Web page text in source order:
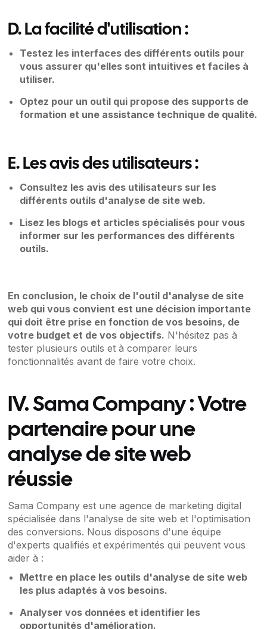
D. La facilité d'utilisation :
Testez les interfaces des différents outils pour
vous assurer qu'elles sont intuitives et faciles à
utiliser.
Optez pour un outil qui propose des supports de
formation et une assistance technique de qualité.
E. Les avis des utilisateurs :
Consultez les avis des utilisateurs sur les
différents outils d'analyse de site web.
Lisez les blogs et articles spécialisés pour vous
informer sur les performances des différents
outils.
En conclusion, le choix de l'outil d'analyse de site
web qui vous convient est une décision importante
qui doit être prise en fonction de vos besoins, de
votre budget et de vos objectifs. N'hésitez pas à
tester plusieurs outils et à comparer leurs
fonctionnalités avant de faire votre choix.
IV. Sama Company : Votre
partenaire pour une
analyse de site web
réussie
Sama Company est une agence de marketing digital
spécialisée dans l'analyse de site web et l'optimisation
des conversions. Nous disposons d'une équipe
d'experts qualifiés et expérimentés qui peuvent vous
aider à :
Mettre en place les outils d'analyse de site web
les plus adaptés à vos besoins.
Analyser vos données et identifier les
opportunités d'amélioration.